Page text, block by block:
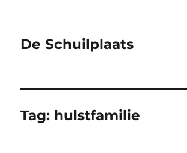
De Schuilplaats
Tag: hulstfamilie